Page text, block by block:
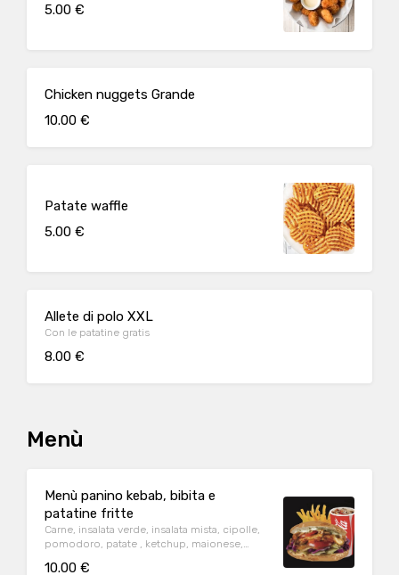
5.00 €
Chicken nuggets Grande
10.00 €
Patate waffle
5.00 €
Allete di polo XXL
Con le patatine gratis
8.00 €
Menù
Menù panino kebab, bibita e
patatine fritte
Carne, insalata verde, insalata mista, cipolle,
pomodoro, patate , ketchup, maionese,
10.00 €